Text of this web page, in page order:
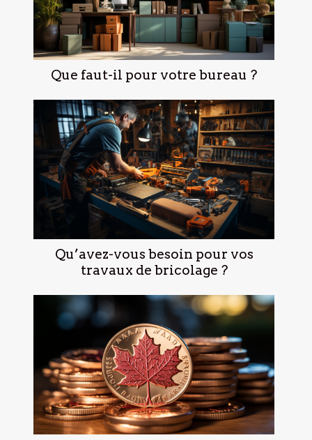
Que faut-il pour votre bureau ?
Qu’avez-vous besoin pour vos
travaux de bricolage ?